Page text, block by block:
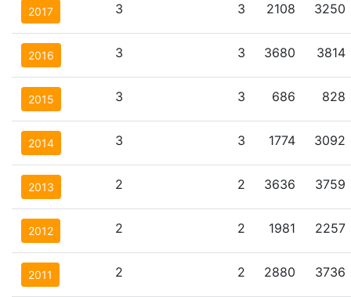
2017 3 3 2108 3250
2016 3 3 3680 3814
2015 3 3 686 828
2014 3 3 1774 3092
2013 2 2 3636 3759
2012 2 2 1981 2257
2011 2 2 2880 3736